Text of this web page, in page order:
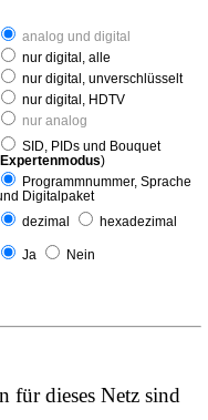
analog und digital
nur digital, alle
nur digital, unverschlüsselt
nur digital, HDTV
nur analog
SID, PIDs und Bouquet
Expertenmodus)
Programmnummer, Sprache
Digitalpaket
dezimal
hexadezimal
Ja Nein
für dieses Netz sind